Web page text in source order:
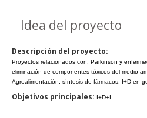
Ocultar
Idea del proyecto
Descripción del proyecto:
Proyectos relacionados con: Parkinson y
eliminación de componentes tóxicos del medio
Agroalimentación; síntesis de fármacos; I+D en
Objetivos principales: I+D+I